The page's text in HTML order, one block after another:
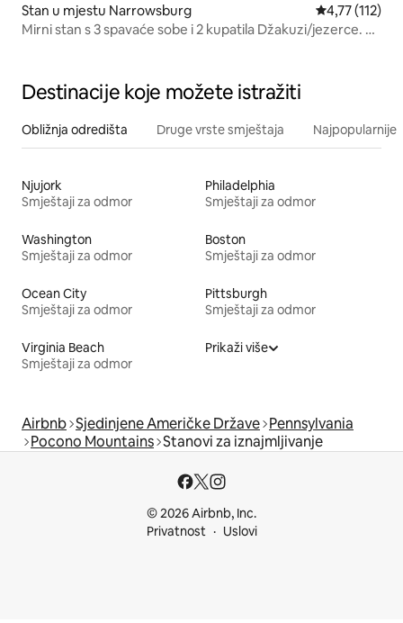
Stan u mjestu Narrowsburg Prosječna
4,77 (112)
Mirni stan s 3 spavaće sobe i 2 kupatila Džakuzi/jezerce. 5
Destinacije koje možete istražiti
Obližnja odredišta Druge vrste smještaja Najpopularnije
Njujork
Smještaji za odmor
Philadelphia
Smještaji za odmor
Washington
Smještaji za odmor
Boston
Smještaji za odmor
Ocean City
Smještaji za odmor
Pittsburgh
Smještaji za odmor
Virginia Beach
Smještaji za odmor
Prikaži više
Airbnb Sjedinjene Američke Države Pennsylvania
Pocono Mountains Stanovi za iznajmljivanje
© 2026 Airbnb, Inc.
Privatnost
Uslovi